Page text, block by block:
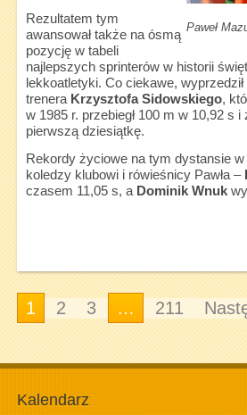
Paweł
Rezultatem tym
awansował także na ósmą
pozycję w tabeli
najlepszych sprinterów w historii
lekkoatletyki. Co ciekawe,
trenera Krzysztofa Sidowskiego,
w 1985 r. przebiegł 100 m w 10,92 s
pierwszą dziesiątkę.
Rekordy życiowe na tym dystansie
koledzy klubowi i rówieśnicy Pawła –
czasem 11,05 s, a Dominik Wnuk
1 2 3 … 211
Kalendarz